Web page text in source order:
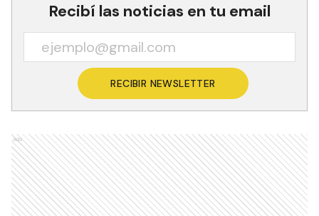
Recibí las noticias en tu email
RECIBIR NEWSLETTER
Ads